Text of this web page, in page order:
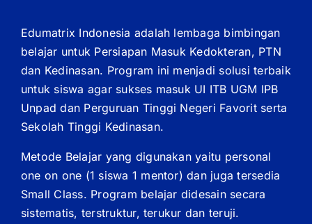
Edumatrix Indonesia adalah lembaga bimbingan
belajar untuk Persiapan Masuk Kedokteran, PTN
dan Kedinasan. Program ini menjadi solusi terbaik
untuk siswa agar sukses masuk UI ITB UGM IPB
Unpad dan Perguruan Tinggi Negeri Favorit serta
Sekolah Tinggi Kedinasan.
Metode Belajar yang digunakan yaitu personal
one on one (1 siswa 1 mentor) dan juga tersedia
Small Class. Program belajar didesain secara
sistematis, terstruktur, terukur dan teruji.